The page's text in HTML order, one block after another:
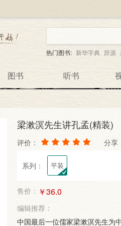
热门图书: 新华字典 辞源
图书 听书
梁漱溟先生讲孔孟(精装)
评价： 分享
系列： 平装
售价： ￥36.0
编辑推荐：
中国最后一位儒家梁漱溟先生为